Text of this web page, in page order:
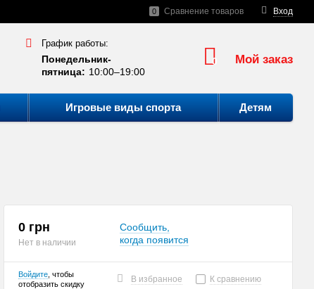
Вход
0 Сравнение товаров
График работы:
Понедельник-
пятница: 10:00–19:00
0 Мой заказ
Игровые виды спорта Детям
0 грн
Нет в наличии
Сообщить,
когда появится
Войдите , чтобы
отобразить скидку
В избранное К сравнению